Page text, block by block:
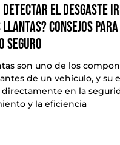
detectar el desgaste
llantas? Consejos
seguro
son uno de los
de un vehículo, y su
en la
y la eficiencia